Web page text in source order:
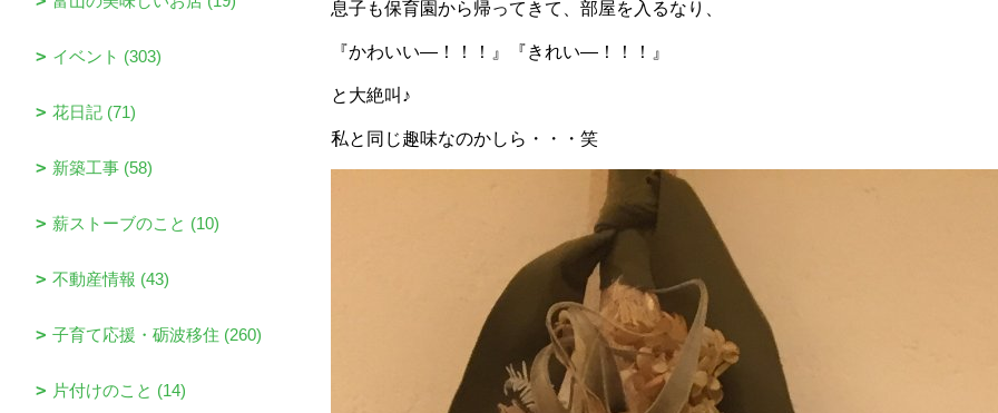
息子も保育園から帰ってきて、部屋を入るなり、
『かわいい―！！！』『きれい―！！！』
と大絶叫♪
私と同じ趣味なのかしら・・・笑
イベント (303)
花日記 (71)
新築工事 (58)
薪ストーブのこと (10)
不動産情報 (43)
子育て応援・砺波移住 (260)
片付けのこと (14)